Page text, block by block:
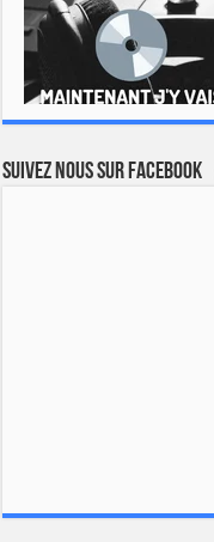
Suivez nous sur Facebook